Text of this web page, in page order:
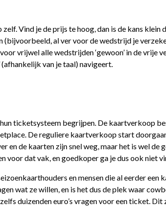
Vind je de prijs te hoog, dan is de kans klein
al ver voor de wedstrijd je
vrijwel alle wedstrijden ‘gewoon’ in de vrije
(afhankelijk van je taal) navigeert.
ticketsysteem begrijpen. De kaartverkoop
De reguliere kaartverkoop start
en de kaarten zijn snel weg, maar het is wel de
voor dat vak, en goedkoper ga je dus ook niet
en mensen die al eerder een
wat ze willen, en is het dus de plek waar
duizenden euro’s vragen voor een ticket.